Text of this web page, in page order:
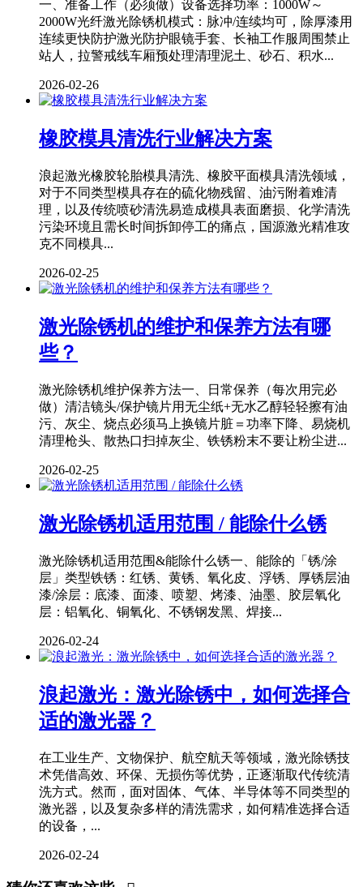
一、准备工作（必须做）设备选择功率：1000W～
2000W光纤激光除锈机模式：脉冲/连续均可，除厚漆用
连续更快防护激光防护眼镜手套、长袖工作服周围禁止
站人，拉警戒线车厢预处理清理泥土、砂石、积水...
2026-02-26
橡胶模具清洗行业解决方案
浪起激光橡胶轮胎模具清洗、橡胶平面模具清洗领域，
对于不同类型模具存在的硫化物残留、油污附着难清
理，以及传统喷砂清洗易造成模具表面磨损、化学清洗
污染环境且需长时间拆卸停工的痛点，国源激光精准攻
克不同模具...
2026-02-25
激光除锈机的维护和保养方法有哪
些？
激光除锈机维护保养方法一、日常保养（每次用完必
做）清洁镜头/保护镜片用无尘纸+无水乙醇轻轻擦有油
污、灰尘、烧点必须马上换镜片脏＝功率下降、易烧机
清理枪头、散热口扫掉灰尘、铁锈粉末不要让粉尘进...
2026-02-25
激光除锈机适用范围 / 能除什么锈
激光除锈机适用范围&能除什么锈一、能除的「锈/涂
层」类型铁锈：红锈、黄锈、氧化皮、浮锈、厚锈层油
漆/涂层：底漆、面漆、喷塑、烤漆、油墨、胶层氧化
层：铝氧化、铜氧化、不锈钢发黑、焊接...
2026-02-24
浪起激光：激光除锈中，如何选择合
适的激光器？
在工业生产、文物保护、航空航天等领域，激光除锈技
术凭借高效、环保、无损伤等优势，正逐渐取代传统清
洗方式。然而，面对固体、气体、半导体等不同类型的
激光器，以及复杂多样的清洗需求，如何精准选择合适
的设备，...
2026-02-24